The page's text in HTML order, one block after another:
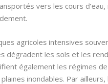
vers les cours
agricoles intensives
dégradent les sols et les
également les régimes
inondables. Par